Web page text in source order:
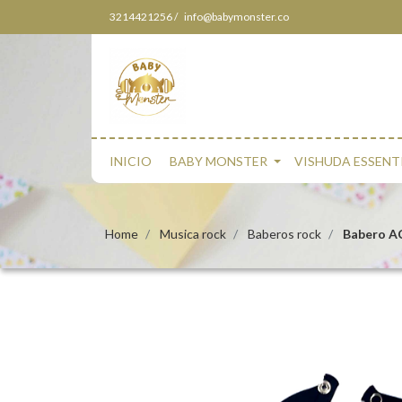
3214421256 / info@babymonster.co
INICIO BABY MONSTER VISHUDA
Home Musica rock Baberos rock Babero